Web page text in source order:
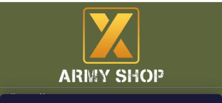
Z
Vše o nákupu